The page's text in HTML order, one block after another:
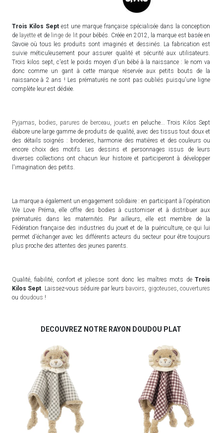
Trois Kilos Sept est une marque française spécialisée dans la conception
de layette et de linge de litpour bébés. Créée en 2012, la marque est basée en
Savoie où tous les produits sont imaginés et dessinés. La fabrication est
suivie méticuleusement pour assurer qualité et sécurité aux utilisateurs.
Trois kilos sept, c'est le poids moyen d'un bébé à la naissance : le nom va
donc comme un gant à cette marque réservée aux petits bouts de la
naissance à 2 ans ! Les prématurés ne sont pas oubliés puisqu'une ligne
complète leur est dédiée.
Pyjamas, bodies, parures de berceau, jouets en peluche... Trois Kilos Sept
élabore une large gamme de produits de qualité, avec des tissus tout doux et
des détails soignés : broderies, harmonie des matières et des couleurs ou
encore choix des motifs. Les dessins et personnages issus de leurs
diverses collections ont chacun leur histoire et participeront à développer
l'imagination des petits.
La marque a également un engagement solidaire : en participant à l'opération
We Love Préma, elle offre des bodies à customiser et à distribuer aux
prématurés dans les maternités. Par ailleurs, elle est membre de la
Fédération française des industries du jouet et de la puériculture, ce qui lui
permet d'échanger avec les différents acteurs du secteur pour être toujours
plus proche des attentes des jeunes parents.
Qualité, fiabilité, confort et joliesse sont donc les maîtres mots de Trois
Kilos Sept. Laissez-vous séduire par leurs bavoirs, gigoteuses, couvertures
ou doudous !
DECOUVREZ NOTRE RAYON DOUDOU PLAT